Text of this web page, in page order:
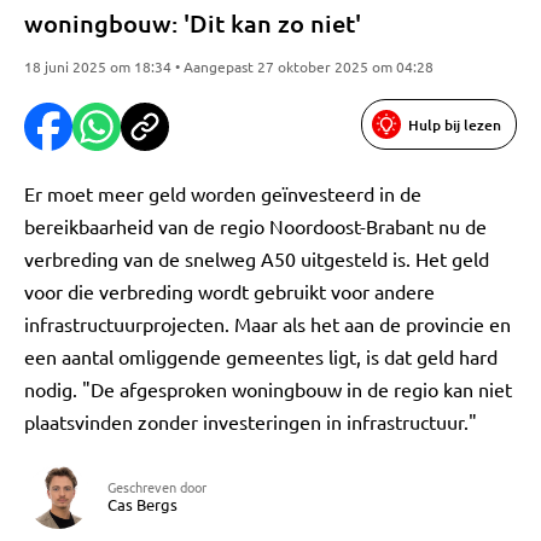
woningbouw: 'Dit kan zo niet'
18 juni 2025 om 18:34 • Aangepast 27 oktober 2025 om 04:28
Hulp bij lezen
Er moet meer geld worden geïnvesteerd in de
bereikbaarheid van de regio Noordoost-Brabant nu de
verbreding van de snelweg A50 uitgesteld is. Het geld
voor die verbreding wordt gebruikt voor andere
infrastructuurprojecten. Maar als het aan de provincie en
een aantal omliggende gemeentes ligt, is dat geld hard
nodig. "De afgesproken woningbouw in de regio kan niet
plaatsvinden zonder investeringen in infrastructuur."
Geschreven door
Cas Bergs